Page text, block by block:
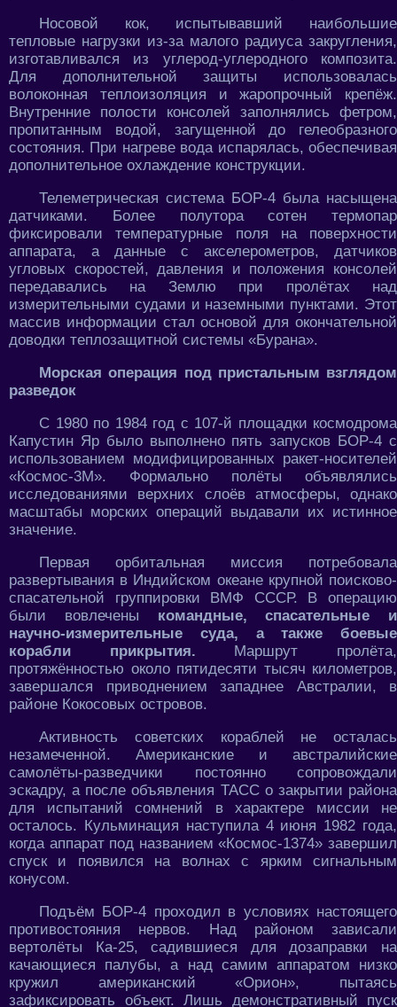
Носовой кок, испытывавший наибольшие
тепловые нагрузки из-за малого радиуса закругления,
изготавливался из углерод-углеродного композита.
Для дополнительной защиты использовалась
волоконная теплоизоляция и жаропрочный крепёж.
Внутренние полости консолей заполнялись фетром,
пропитанным водой, загущенной до гелеобразного
состояния. При нагреве вода испарялась, обеспечивая
дополнительное охлаждение конструкции.
Телеметрическая система БОР-4 была насыщена
датчиками. Более полутора сотен термопар
фиксировали температурные поля на поверхности
аппарата, а данные с акселерометров, датчиков
угловых скоростей, давления и положения консолей
передавались на Землю при пролётах над
измерительными судами и наземными пунктами. Этот
массив информации стал основой для окончательной
доводки теплозащитной системы «Бурана».
Морская операция под пристальным взглядом
разведок
С 1980 по 1984 год с 107-й площадки космодрома
Капустин Яр было выполнено пять запусков БОР-4 с
использованием модифицированных ракет-носителей
«Космос-3М». Формально полёты объявлялись
исследованиями верхних слоёв атмосферы, однако
масштабы морских операций выдавали их истинное
значение.
Первая орбитальная миссия потребовала
развертывания в Индийском океане крупной поисково-
спасательной группировки ВМФ СССР. В операцию
были вовлечены командные, спасательные и
научно-измерительные суда, а также боевые
корабли прикрытия. Маршрут пролёта,
протяжённостью около пятидесяти тысяч километров,
завершался приводнением западнее Австралии, в
районе Кокосовых островов.
Активность советских кораблей не осталась
незамеченной. Американские и австралийские
самолёты-разведчики постоянно сопровождали
эскадру, а после объявления ТАСС о закрытии района
для испытаний сомнений в характере миссии не
осталось. Кульминация наступила 4 июня 1982 года,
когда аппарат под названием «Космос-1374» завершил
спуск и появился на волнах с ярким сигнальным
конусом.
Подъём БОР-4 проходил в условиях настоящего
противостояния нервов. Над районом зависали
вертолёты Ка-25, садившиеся для дозаправки на
качающиеся палубы, а над самим аппаратом низко
кружил американский «Орион», пытаясь
зафиксировать объект. Лишь демонстративный пуск